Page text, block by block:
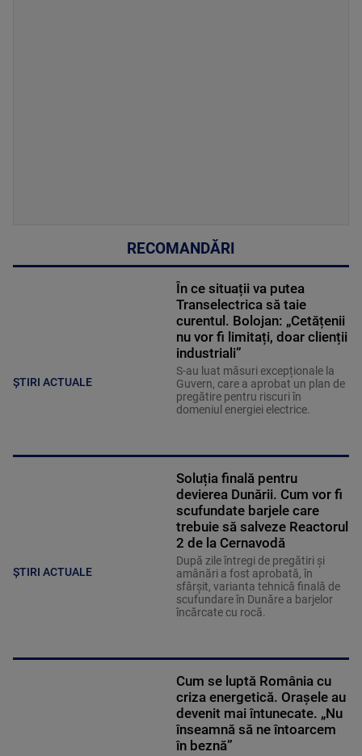
RECOMANDĂRI
ȘTIRI ACTUALE
În ce situații va putea
Transelectrica să taie
curentul. Bolojan: „Cetățenii
nu vor fi limitați, doar clienții
industriali”
S-au luat măsuri excepționale la
Guvern, care a aprobat un plan de
pregătire pentru riscuri în
domeniul energiei electrice.
ȘTIRI ACTUALE
Soluția finală pentru
devierea Dunării. Cum vor fi
scufundate barjele care
trebuie să salveze Reactorul
2 de la Cernavodă
După zile întregi de pregătiri și
amânări a fost aprobată, în
sfârșit, varianta tehnică finală de
scufundare în Dunăre a barjelor
încărcate cu rocă.
Cum se luptă România cu
criza energetică. Orașele au
devenit mai întunecate. „Nu
înseamnă să ne întoarcem
în beznă”